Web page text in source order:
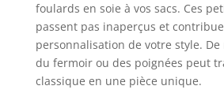
foulards en soie à vos sacs. Ces
passent pas inaperçus et
personnalisation de votre style. De
du fermoir ou des poignées peut
classique en une pièce unique.